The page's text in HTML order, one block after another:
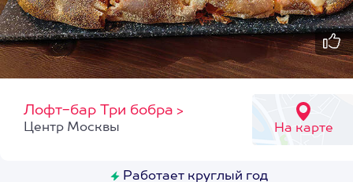
Лофт-бар Три бобра >
На карте
Центр Москвы
Работает круглый год